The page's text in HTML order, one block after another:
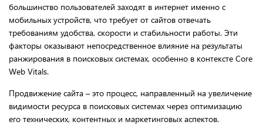
большинство пользователей заходят в интернет именно с
мобильных устройств, что требует от сайтов отвечать
требованиям удобства, скорости и стабильности работы. Эти
факторы оказывают непосредственное влияние на результаты
ранжирования в поисковых системах, особенно в контексте Core
Web Vitals.
Продвижение сайта – это процесс, направленный на увеличение
видимости ресурса в поисковых системах через оптимизацию
его технических, контентных и маркетинговых аспектов.